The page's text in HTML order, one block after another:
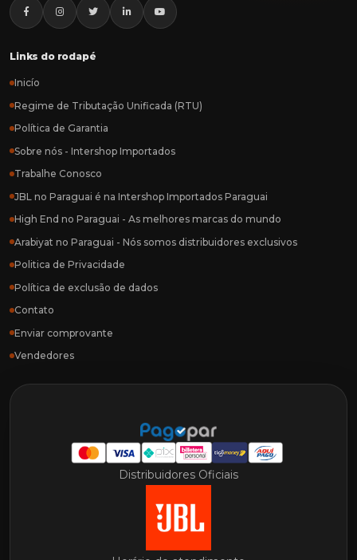
Links do rodapé
Inicío
Regime de Tributação Unificada (RTU)
Política de Garantia
Sobre nós - Intershop Importados
Trabalhe Conosco
JBL no Paraguai é na Intershop Importados Paraguai
High End no Paraguai - As melhores marcas do mundo
Arabiyat no Paraguai - Nós somos distribuidores exclusivos
Politica de Privacidade
Política de exclusão de dados
Contato
Enviar comprovante
Vendedores
Distribuidores Oficiais